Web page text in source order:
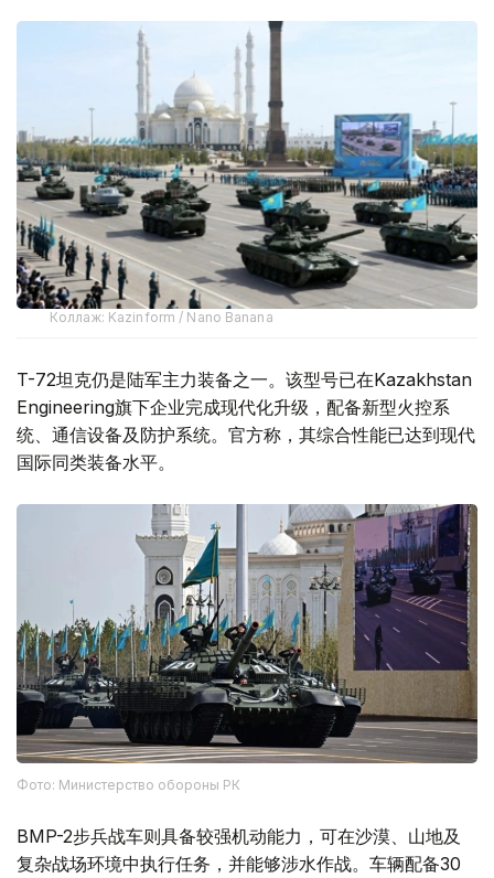
Коллаж: Kazinform / Nano Banana
T-72坦克仍是陆军主力装备之一。该型号已在Kazakhstan
Engineering旗下企业完成现代化升级，配备新型火控系
统、通信设备及防护系统。官方称，其综合性能已达到现代
国际同类装备水平。
Фото: Министерство обороны РК
BMP-2步兵战车则具备较强机动能力，可在沙漠、山地及
复杂战场环境中执行任务，并能够涉水作战。车辆配备30